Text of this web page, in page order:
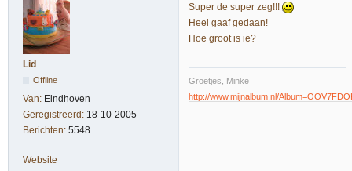
Lid
Offline
Van: Eindhoven
Geregistreerd: 18-10-2005
Berichten: 5548
Super de super zeg!!!
Heel gaaf gedaan!
Hoe groot is ie?
Groetjes, Minke
http://www.mijnalbum.nl/
Website